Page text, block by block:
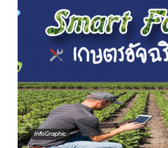
InfoGraphic